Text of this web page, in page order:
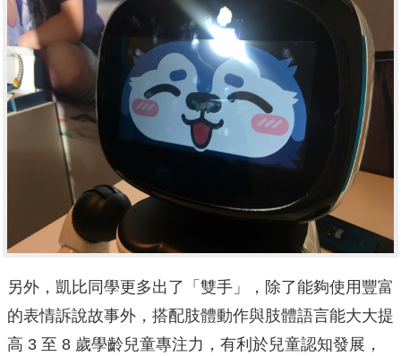
另外，凱比同學更多出了「雙手」，除了能夠使用豐富
的表情訴說故事外，搭配肢體動作與肢體語言能大大提
高 3 至 8 歲學齡兒童專注力，有利於兒童認知發展，